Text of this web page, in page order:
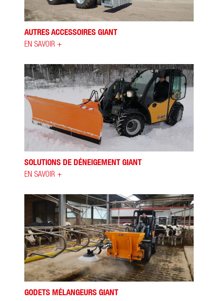
AUTRES ACCESSOIRES GIANT
EN SAVOIR +
SOLUTIONS DE DÉNEIGEMENT GIANT
EN SAVOIR +
GODETS MÉLANGEURS GIANT